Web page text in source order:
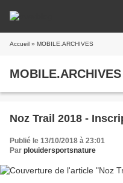
Accueil » MOBILE.ARCHIVES
MOBILE.ARCHIVES
Noz Trail 2018 -
Publié le 13/10/2018 à 23:01
Par plouidersportsnature